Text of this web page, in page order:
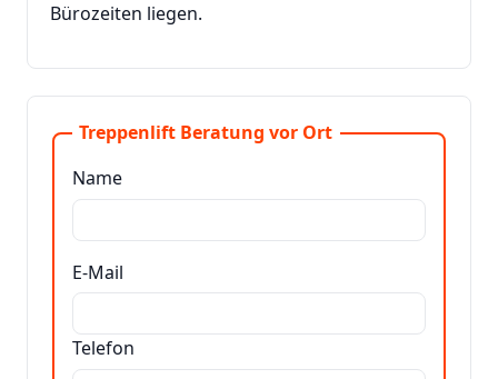
Bürozeiten liegen.
Treppenlift Beratung vor Ort
Name
E-Mail
Telefon